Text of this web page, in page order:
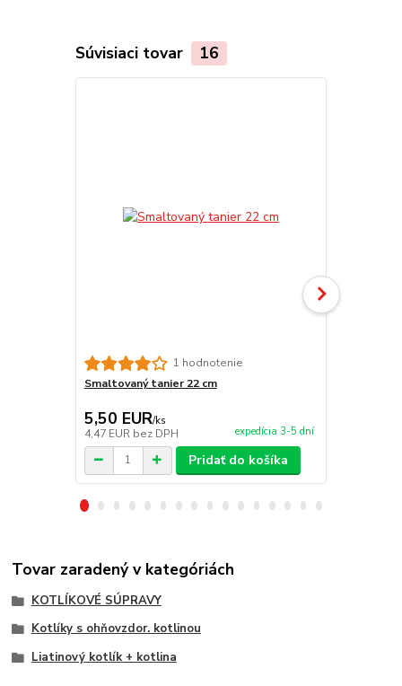
Súvisiaci tovar 16
1 hodnotenie
Smaltovaný tanier 22 cm
5,50 EUR/ks
4,47 EUR bez DPH expedícia 3-5 dní
Pridať do košíka
Tovar zaradený v kategóriách
KOTLÍKOVÉ SÚPRAVY
Kotlíky s ohňovzdor. kotlinou
Liatinový kotlík + kotlina